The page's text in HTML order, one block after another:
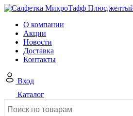
О компании
Акции
Новости
Доставка
Контакты
Вход
Каталог